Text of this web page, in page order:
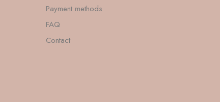
Payment methods
FAQ
Contact